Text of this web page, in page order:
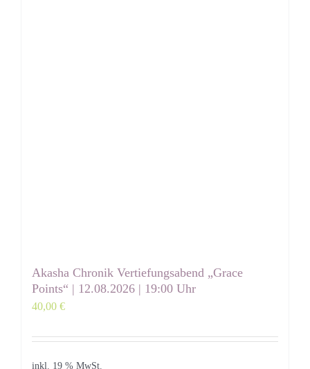
Akasha Chronik Vertiefungsabend „Grace
Points“ | 12.08.2026 | 19:00 Uhr
40,00 €
inkl. 19 % MwSt.